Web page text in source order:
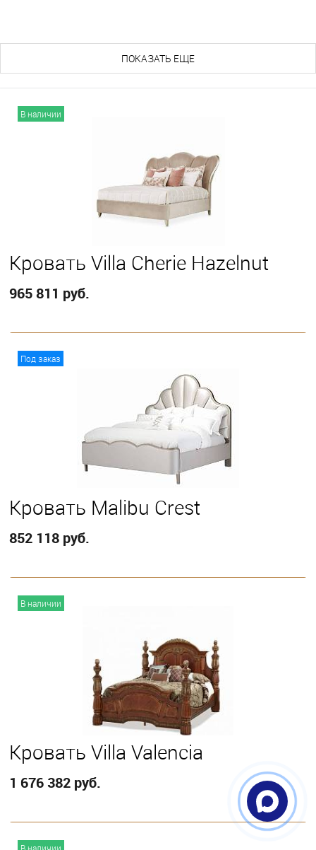
ПОКАЗАТЬ ЕЩЕ
В наличии
Кровать Villa Cherie Hazelnut
965 811 руб.
Eastern King Queen
Под заказ
Кровать Malibu Crest
852 118 руб.
Eastern King Queen
В наличии
Кровать Villa Valencia
1 676 382 руб.